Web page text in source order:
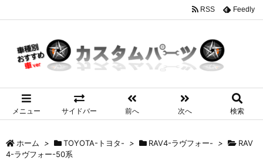
メニュー サイドバー 前へ 次へ 検索
RSS Feedly
ホーム > TOYOTA-トヨタ- > RAV4-ラヴフォー- >
RAV
4-ラヴフォー-50系